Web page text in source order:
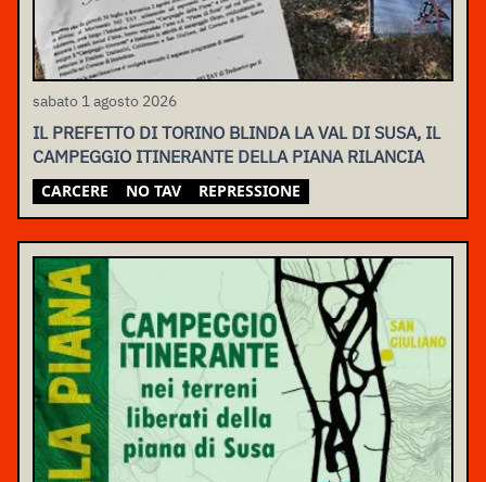
sabato 1 agosto 2026
IL PREFETTO DI TORINO BLINDA LA VAL DI SUSA, IL
CAMPEGGIO ITINERANTE DELLA PIANA RILANCIA
CARCERE NO TAV REPRESSIONE